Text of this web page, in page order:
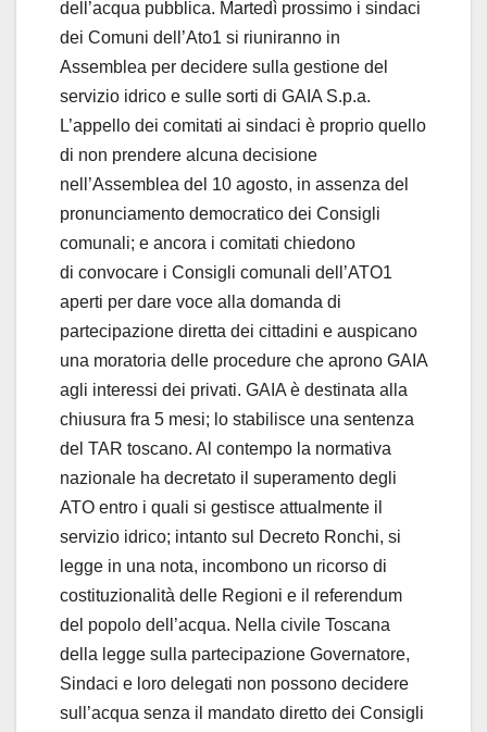
dell’acqua pubblica. Martedì prossimo i sindaci
dei Comuni dell’Ato1 si riuniranno in
Assemblea per decidere sulla gestione del
servizio idrico e sulle sorti di GAIA S.p.a.
L’appello dei comitati ai sindaci è proprio quello
di non prendere alcuna decisione
nell’Assemblea del 10 agosto, in assenza del
pronunciamento democratico dei Consigli
comunali; e ancora i comitati chiedono
di convocare i Consigli comunali dell’ATO1
aperti per dare voce alla domanda di
partecipazione diretta dei cittadini e auspicano
una moratoria delle procedure che aprono GAIA
agli interessi dei privati. GAIA è destinata alla
chiusura fra 5 mesi; lo stabilisce una sentenza
del TAR toscano. Al contempo la normativa
nazionale ha decretato il superamento degli
ATO entro i quali si gestisce attualmente il
servizio idrico; intanto sul Decreto Ronchi, si
legge in una nota, incombono un ricorso di
costituzionalità delle Regioni e il referendum
del popolo dell’acqua. Nella civile Toscana
della legge sulla partecipazione Governatore,
Sindaci e loro delegati non possono decidere
sull’acqua senza il mandato diretto dei Consigli